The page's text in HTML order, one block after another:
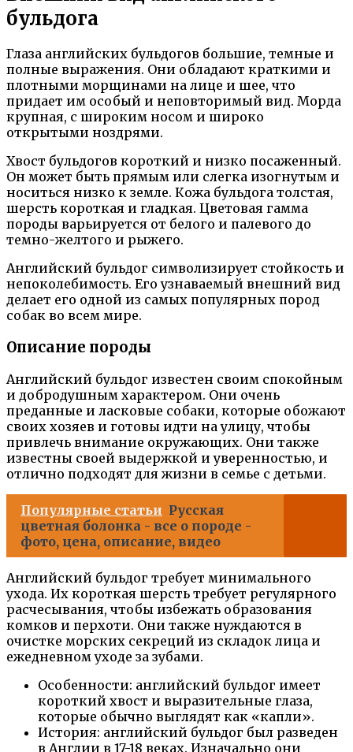
бульдога
Глаза английских бульдогов большие, темные и
полные выражения. Они обладают краткими и
плотными морщинами на лице и шее, что
придает им особый и неповторимый вид. Морда
крупная, с широким носом и широко
открытыми ноздрями.
Хвост бульдогов короткий и низко посаженный.
Он может быть прямым или слегка изогнутым и
носиться низко к земле. Кожа бульдога толстая,
шерсть короткая и гладкая. Цветовая гамма
породы варьируется от белого и палевого до
темно-желтого и рыжего.
Английский бульдог символизирует стойкость и
непоколебимость. Его узнаваемый внешний вид
делает его одной из самых популярных пород
собак во всем мире.
Описание породы
Английский бульдог известен своим спокойным
и добродушным характером. Они очень
преданные и ласковые собаки, которые обожают
своих хозяев и готовы идти на улицу, чтобы
привлечь внимание окружающих. Они также
известны своей выдержкой и уверенностью, и
отлично подходят для жизни в семье с детьми.
Популярные статьи Русская
цветная болонка - все о породе -
фото, цена, описание, видео
Английский бульдог требует минимального
ухода. Их короткая шерсть требует регулярного
расчесывания, чтобы избежать образования
комков и перхоти. Они также нуждаются в
очистке морских секреций из складок лица и
ежедневном уходе за зубами.
Особенности: английский бульдог имеет
короткий хвост и выразительные глаза,
которые обычно выглядят как «капли».
История: английский бульдог был разведен
в Англии в 17-18 веках. Изначально они